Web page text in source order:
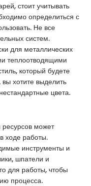
стоит учитывать
определиться с
Не все
систем.
для металлических
теплоотводящими
который будете
хотите выделить
цвета.
может
ходе работы.
инструменты и
шпатели и
для работы, чтобы
процесса.